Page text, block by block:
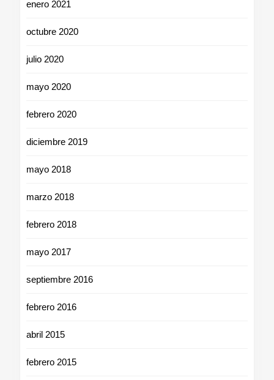
enero 2021
octubre 2020
julio 2020
mayo 2020
febrero 2020
diciembre 2019
mayo 2018
marzo 2018
febrero 2018
mayo 2017
septiembre 2016
febrero 2016
abril 2015
febrero 2015